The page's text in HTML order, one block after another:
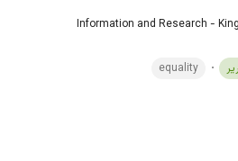
Information and Research -
equality